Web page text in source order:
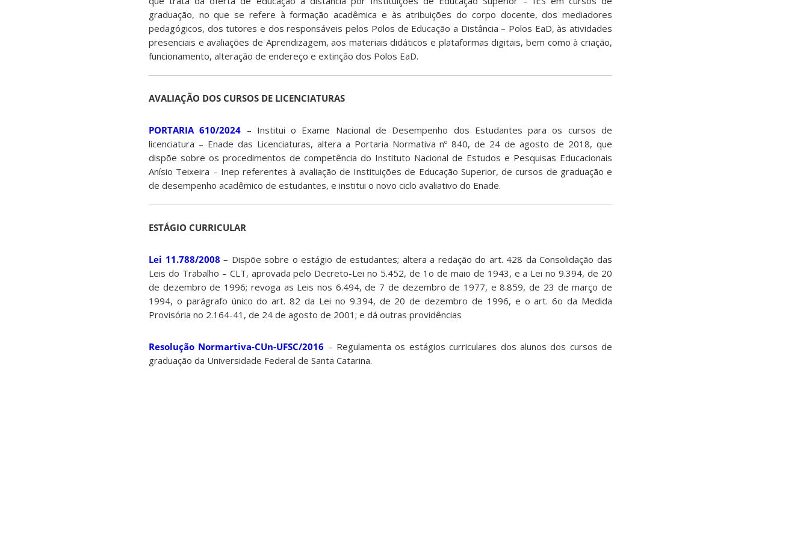
graduação, no que se refere à formação acadêmica e às atribuições do corpo docente, dos mediadores
pedagógicos, dos tutores e dos responsáveis pelos Polos de Educação a Distância – Polos EaD, às atividades
presenciais e avaliações de Aprendizagem, aos materiais didáticos e plataformas digitais, bem como à criação,
funcionamento, alteração de endereço e extinção dos Polos EaD.
AVALIAÇÃO DOS CURSOS DE LICENCIATURAS
PORTARIA 610/2024 – Institui o Exame Nacional de Desempenho dos Estudantes para os cursos de
licenciatura – Enade das Licenciaturas, altera a Portaria Normativa nº 840, de 24 de agosto de 2018, que
dispõe sobre os procedimentos de competência do Instituto Nacional de Estudos e Pesquisas Educacionais
Anísio Teixeira – Inep referentes à avaliação de Instituições de Educação Superior, de cursos de graduação e
de desempenho acadêmico de estudantes, e institui o novo ciclo avaliativo do Enade.
ESTÁGIO CURRICULAR
Lei 11.788/2008 – Dispõe sobre o estágio de estudantes; altera a redação do art. 428 da Consolidação das
Leis do Trabalho – CLT, aprovada pelo Decreto-Lei no 5.452, de 1o de maio de 1943, e a Lei no 9.394, de 20
de dezembro de 1996; revoga as Leis nos 6.494, de 7 de dezembro de 1977, e 8.859, de 23 de março de
1994, o parágrafo único do art. 82 da Lei no 9.394, de 20 de dezembro de 1996, e o art. 6o da Medida
Provisória no 2.164-41, de 24 de agosto de 2001; e dá outras providências
Resolução Normartiva-CUn-UFSC/2016 – Regulamenta os estágios curriculares dos alunos dos cursos de
graduação da Universidade Federal de Santa Catarina.